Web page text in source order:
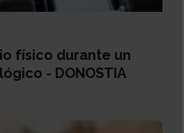
físico durante un
- DONOSTIA